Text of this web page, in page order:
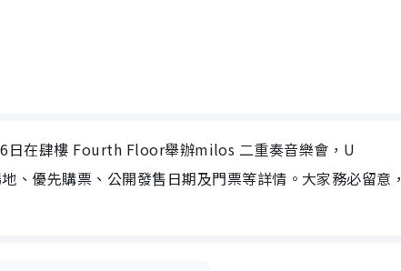
日在肆樓 Fourth Floor舉辦milos 二重奏音樂會，U
優先購票、公開發售日期及門票等詳情。大家務必留意，